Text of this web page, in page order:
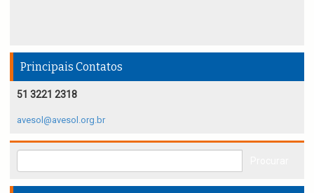
Principais Contatos
51 3221 2318
avesol@avesol.org.br